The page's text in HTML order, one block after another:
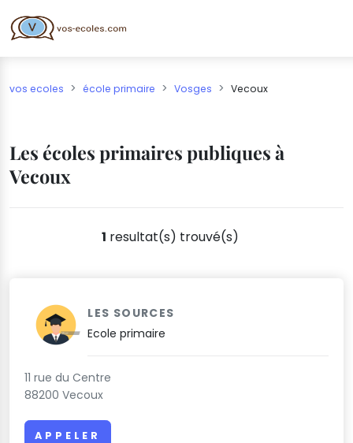
vos ecoles école primaire Vosges Vecoux
Les écoles primaires publiques à
Vecoux
1 resultat(s) trouvé(s)
LES SOURCES
Ecole primaire
11 rue du Centre
88200 Vecoux
APPELER